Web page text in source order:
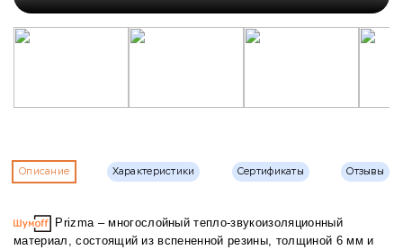
Описание Характеристики Сертификаты Отзывы
Prizma – многослойный тепло-звукоизоляционный
материал, состоящий из вспененной резины, толщиной 6 мм и